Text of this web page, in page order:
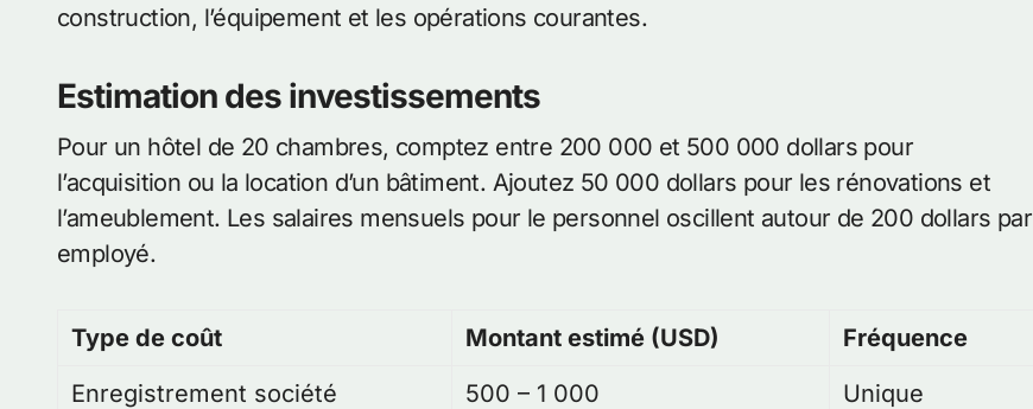
construction, l’équipement et les opérations courantes.
Estimation des investissements
Pour un hôtel de 20 chambres, comptez entre 200 000 et 500 000 dollars pour
l’acquisition ou la location d’un bâtiment. Ajoutez 50 000 dollars pour les rénovations et
l’ameublement. Les salaires mensuels pour le personnel oscillent autour de 200 dollars par
employé.
Type de coût Montant estimé (USD)
Fréquence
Enregistrement société
500 – 1 000
Unique